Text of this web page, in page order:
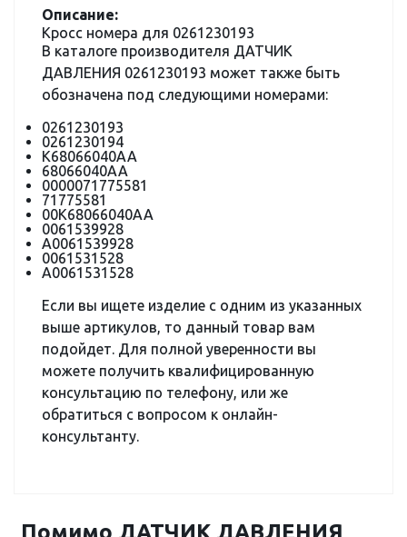
Описание:
Кросс номера для 0261230193
В каталоге производителя ДАТЧИК
ДАВЛЕНИЯ 0261230193 может также быть
обозначена под следующими номерами:
0261230193
0261230194
K68066040AA
68066040AA
0000071775581
71775581
00K68066040AA
0061539928
A0061539928
0061531528
A0061531528
Если вы ищете изделие с одним из указанных
выше артикулов, то данный товар вам
подойдет. Для полной уверенности вы
можете получить квалифицированную
консультацию по телефону, или же
обратиться с вопросом к онлайн-
консультанту.
Помимо ДАТЧИК ДАВЛЕНИЯ